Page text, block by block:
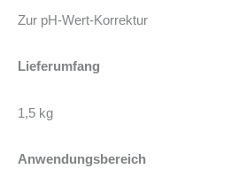
Zur pH-Wert-Korrektur
Lieferumfang
1,5 kg
Anwendungsbereich